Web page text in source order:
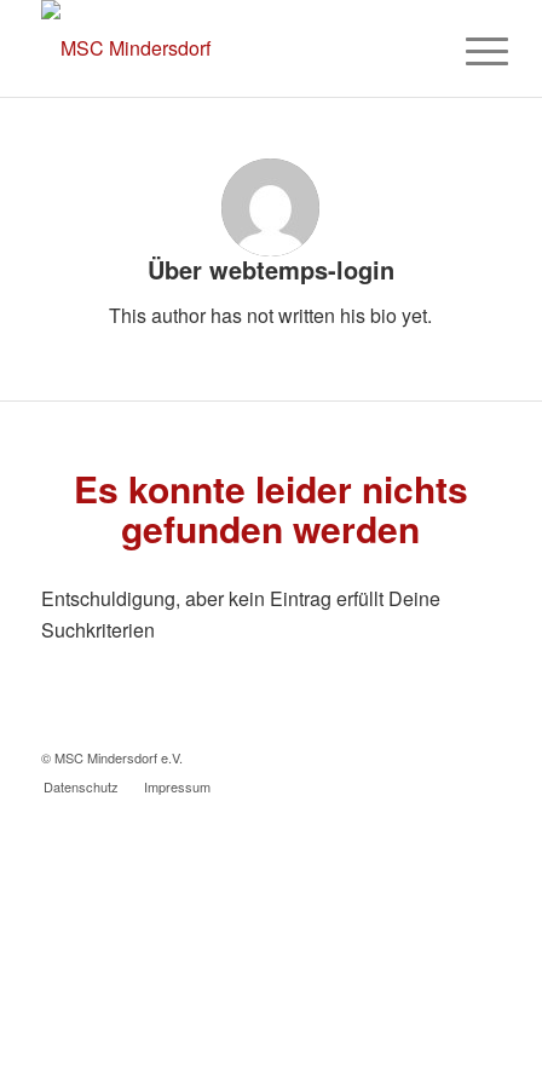
Über webtemps-login
This author has not written his bio yet.
Es konnte leider nichts
gefunden werden
Entschuldigung, aber kein Eintrag erfüllt Deine
Suchkriterien
© MSC Mindersdorf e.V.
Datenschutz
Impressum